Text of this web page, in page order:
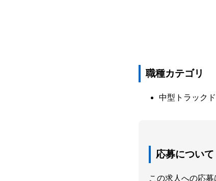
職種カテゴリ
中型トラック
応募について
この求人への応